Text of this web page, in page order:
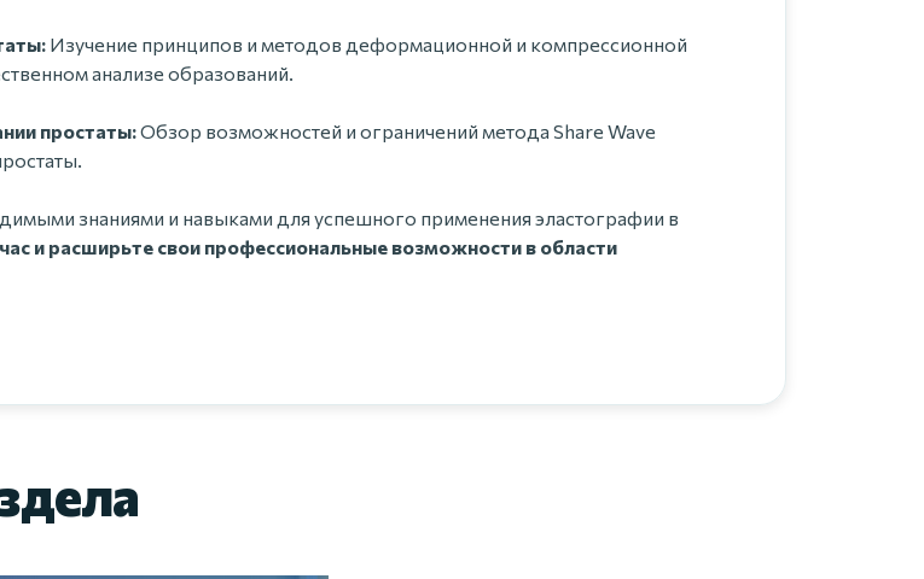
Изучение принципов и методов деформационной и компрессионной
анализе образований.
простаты:Обзор возможностей и ограничений метода Share Wave
знаниями и навыками для успешного применения эластографии в
и расширьте свои профессиональные возможности в области